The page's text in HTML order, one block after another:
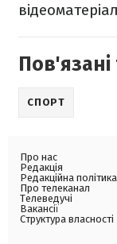
СПОРТ
Про нас
Редакція
Редакційна політика
Про телеканал
Телеведучі
Вакансії
Структура власності